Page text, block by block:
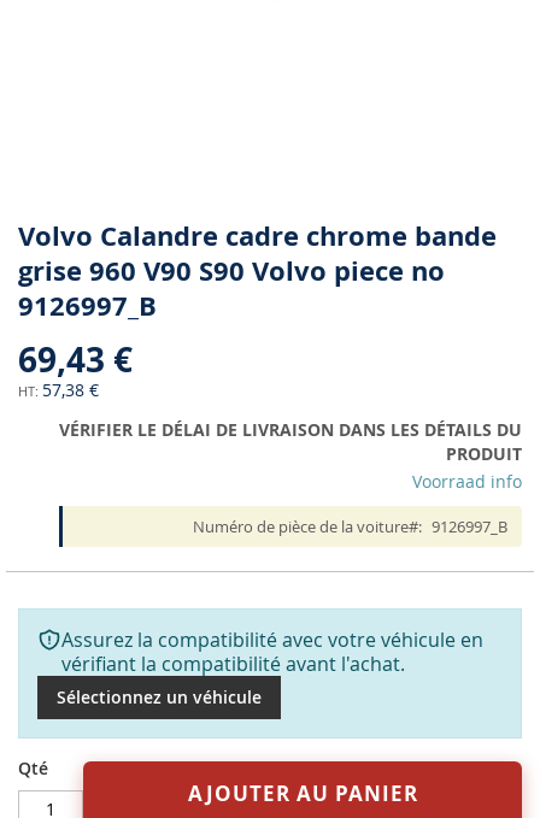
Skip
to
the
beginning
the
images
gallery
Volvo Calandre cadre chrome bande
grise 960 V90 S90 Volvo piece no
9126997_B
69,43 €
57,38 €
VÉRIFIER LE DÉLAI DE LIVRAISON DANS LES DÉTAILS DU
PRODUIT
Voorraad info
Numéro de pièce de la voiture 9126997_B
Assurez la compatibilité avec votre véhicule en
vérifiant la compatibilité avant l'achat.
Sélectionnez un véhicule
Qté
AJOUTER AU PANIER